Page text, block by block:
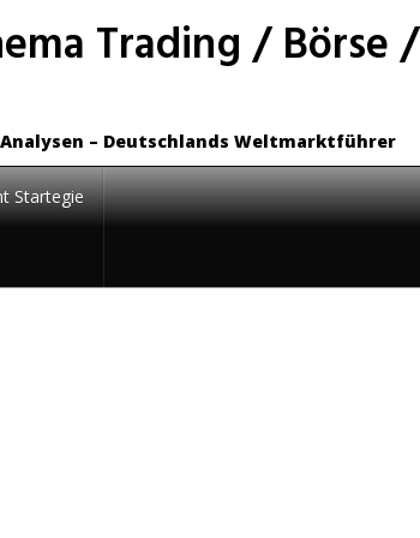
Trading / Börse /
– Deutschlands Weltmarktführer
Startegie